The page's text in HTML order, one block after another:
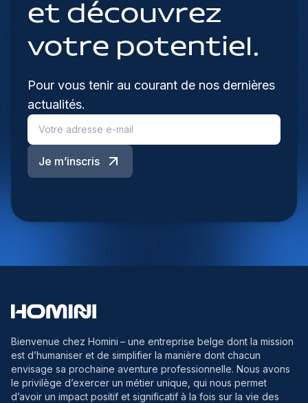
et découvrez
votre potentiel.
Pour vous tenir au courant de nos dernières
actualités.
Je m’inscris
Bienvenue chez Homini – une entreprise belge dont la mission
est d’humaniser et de simplifier la manière dont chacun
envisage sa prochaine aventure professionnelle. Nous avons
le privilège d’exercer un métier unique, qui nous permet
d’avoir un impact positif et significatif à la fois sur la vie des